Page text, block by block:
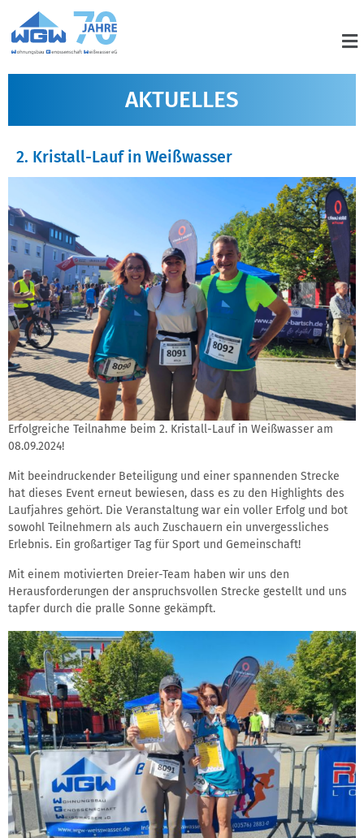
AKTUELLES
2. Kristall-Lauf in Weißwasser
Erfolgreiche Teilnahme beim 2. Kristall-Lauf in Weißwasser am
08.09.2024!
Mit beeindruckender Beteiligung und einer spannenden Strecke
hat dieses Event erneut bewiesen, dass es zu den Highlights des
Laufjahres gehört. Die Veranstaltung war ein voller Erfolg und bot
sowohl Teilnehmern als auch Zuschauern ein unvergessliches
Erlebnis. Ein großartiger Tag für Sport und Gemeinschaft!
Mit einem motivierten Dreier-Team haben wir uns den
Herausforderungen der anspruchsvollen Strecke gestellt und uns
tapfer durch die pralle Sonne gekämpft.